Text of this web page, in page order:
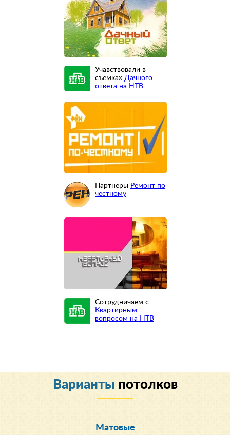
Учавствовали в
съемках Дачного
ответа на НТВ
Партнеры Ремонт по
честному
Сотрудничаем с
Квартирным
вопросом на НТВ
Варианты потолков
Матовые